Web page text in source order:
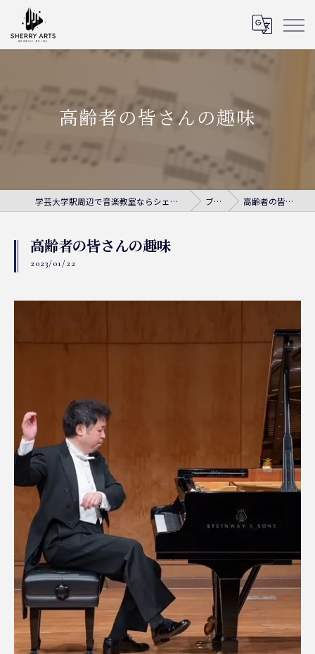
高齢者の皆さんの趣味
学芸大学駅周辺で音楽教室ならシェリー・アーツ音楽教室 ブログ 高齢者の皆さんの趣味
高齢者の皆さんの趣味
2023/01/22